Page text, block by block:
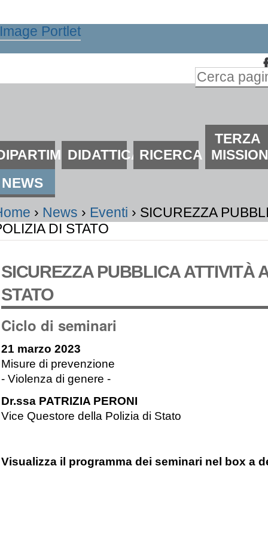
Inserire il
DIDATTICARICERCA
TERZA
NEWS
› News › Eventi › SICUREZZA
DI STATO
SICUREZZA PUBBLICA ATTIVITÀ
STATO
Ciclo di seminari
21 marzo 2023
Misure di prevenzione
- Violenza di genere -
Dr.ssa PATRIZIA PERONI
Vice Questore della Polizia di Stato
Visualizza il programma dei seminari nel box a